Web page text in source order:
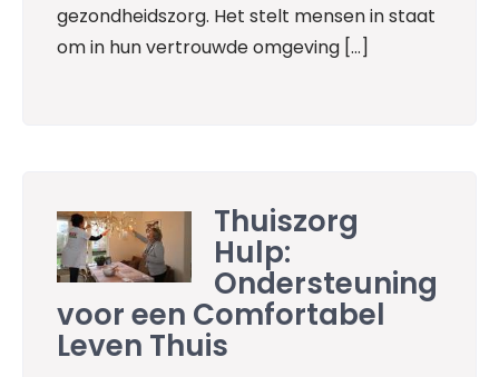
gezondheidszorg. Het stelt mensen in staat
om in hun vertrouwde omgeving […]
Thuiszorg
Hulp:
Ondersteuning
voor een Comfortabel
Leven Thuis